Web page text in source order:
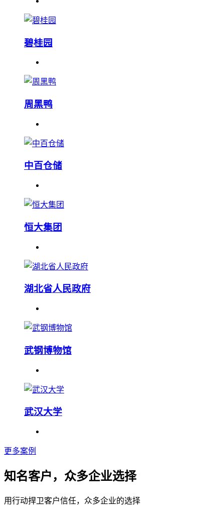
碧桂园
周黑鸭
中百仓储
恒大集团
湖北省人民政府
武钢博物馆
武汉大学
更多案例
知名客户，众多企业选择
用行动捍卫客户信任，众多企业的选择